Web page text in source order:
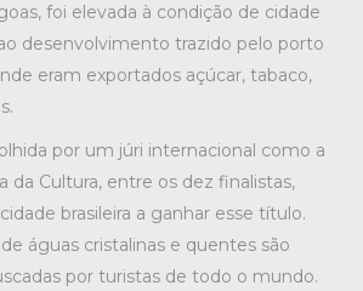
foi elevada à condição de cidade
desenvolvimento trazido pelo porto
eram exportados açúcar, tabaco,
por um júri internacional como a
da Cultura, entre os dez finalistas,
brasileira a ganhar esse título.
de águas cristalinas e quentes são
por turistas de todo o mundo.